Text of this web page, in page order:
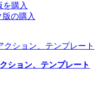
を購入
の購入
ション、テンプレート